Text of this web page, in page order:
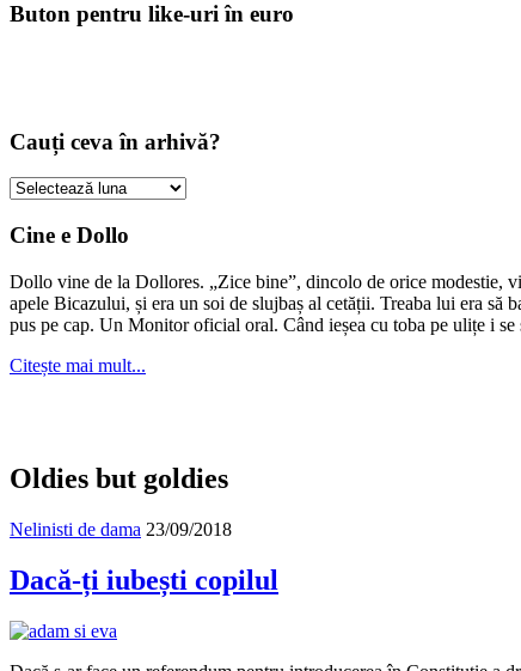
Buton pentru like-uri în euro
Cauți ceva în arhivă?
Cauți
în
Cine e Dollo
Dollo vine de la Dollores. „Zice bine”, dincolo de orice modestie,
apele Bicazului, și era un soi de slujbaș al cetății. Treaba lui era
pus pe cap. Un Monitor oficial oral. Când ieșea cu toba pe ulițe i se
Citește mai mult...
Oldies but goldies
Nelinisti de dama 23/09/2018
Dacă-ți iubești copilul